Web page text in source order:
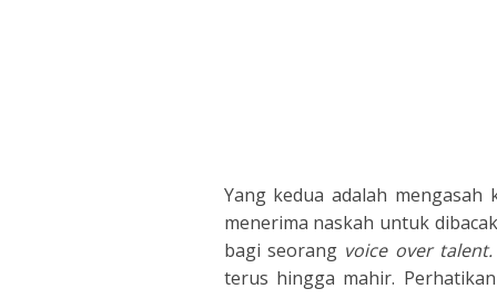
Yang kedua adalah mengasah
menerima naskah untuk
bagi seorang voice over talent.
terus hingga mahir.